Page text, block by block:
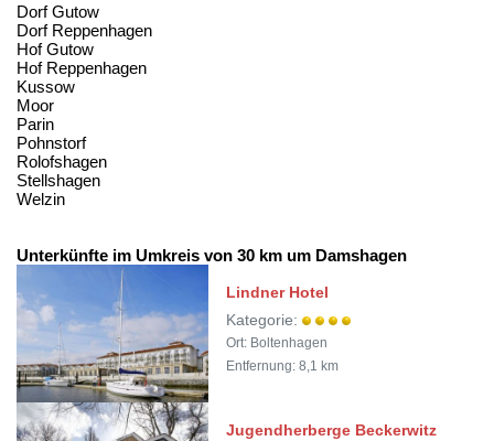
Dorf Gutow
Dorf Reppenhagen
Hof Gutow
Hof Reppenhagen
Kussow
Moor
Parin
Pohnstorf
Rolofshagen
Stellshagen
Welzin
Unterkünfte im Umkreis von 30 km um Damshagen
Lindner Hotel
Kategorie:
Ort: Boltenhagen
Entfernung: 8,1 km
Jugendherberge Beckerwitz